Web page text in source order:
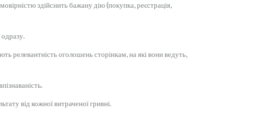
здійснить бажану дію (покупка, реєстрація,
одразу.
релевантність оголошень сторінкам, на які вони ведуть,
від кожної витраченої гривні.